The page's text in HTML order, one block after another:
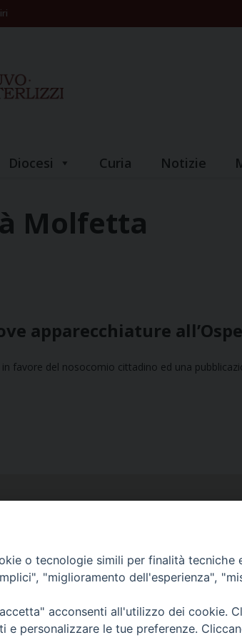
Diocesi Curia Notizie
Molfetta
apparecchiature
favore del nosocomio cittadino ed una
Ufficio
Piazza
o tecnologie simili per finalità
"miglioramento dell'esperienza",
acconsenti all'utilizzo dei cookie.
e personalizzare le tue preferenze.